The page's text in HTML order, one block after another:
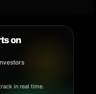
on
in real time.